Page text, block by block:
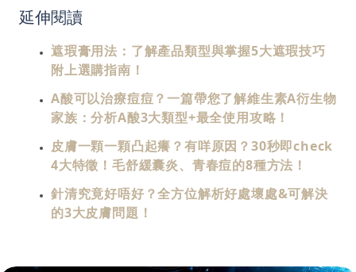
延伸閱讀
遮瑕膏用法：了解產品類型與掌握5大遮瑕技巧
附上選購指南！
A酸可以治療痘痘？一篇帶您了解維生素A衍生物
家族：分析A酸3大類型+最全使用攻略！
皮膚一顆一顆凸起癢？有咩原因？30秒即check
4大特徵！毛舒緩囊炎、青春痘的8種方法！
針清究竟好唔好？全方位解析好處壞處&可解決
的3大皮膚問題！